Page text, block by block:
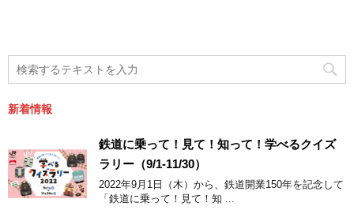
新着情報
鉄道に乗って！見て！知って！学べるクイズ
ラリー（9/1-11/30）
2022年9月1日（木）から、鉄道開業150年を記念して
「鉄道に乗って！見て！知 ...